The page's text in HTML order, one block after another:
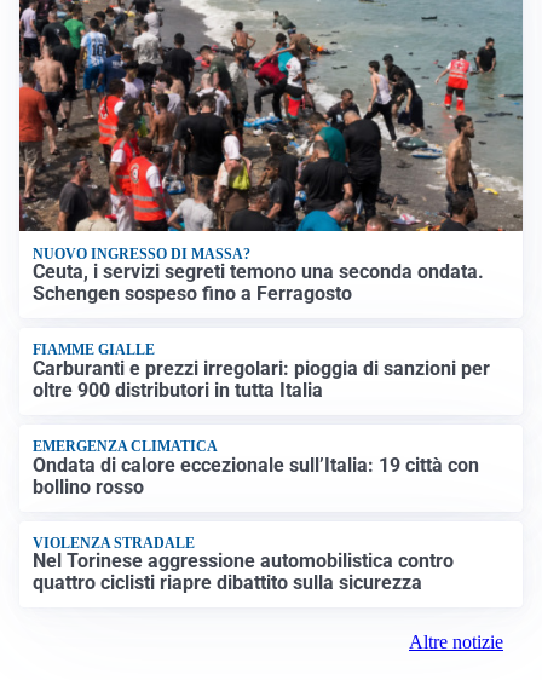
NUOVO INGRESSO DI MASSA?
Ceuta, i servizi segreti temono una seconda ondata.
Schengen sospeso fino a Ferragosto
FIAMME GIALLE
Carburanti e prezzi irregolari: pioggia di sanzioni per
oltre 900 distributori in tutta Italia
EMERGENZA CLIMATICA
Ondata di calore eccezionale sull’Italia: 19 città con
bollino rosso
VIOLENZA STRADALE
Nel Torinese aggressione automobilistica contro
quattro ciclisti riapre dibattito sulla sicurezza
Altre notizie